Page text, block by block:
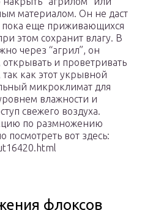
материалом. Он не даст
пока еще приживающихся
этом сохранит влагу. В
через “агрил”, он
и проветривать
как этот укрывной
микроклимат для
влажности и
свежего воздуха.
по размножению
вот здесь:
флоксов